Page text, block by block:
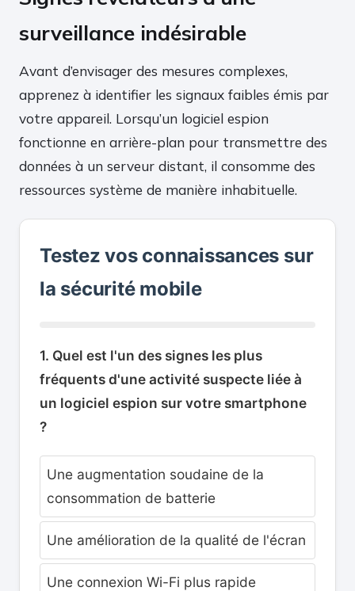
surveillance indésirable
Avant d’envisager des mesures complexes,
apprenez à identifier les signaux faibles émis par
votre appareil. Lorsqu’un logiciel espion
fonctionne en arrière-plan pour transmettre des
données à un serveur distant, il consomme des
ressources système de manière inhabituelle.
Testez vos connaissances sur
la sécurité mobile
1. Quel est l'un des signes les plus
fréquents d'une activité suspecte liée à
un logiciel espion sur votre smartphone
?
Une augmentation soudaine de la
consommation de batterie
Une amélioration de la qualité de l'écran
Une connexion Wi-Fi plus rapide